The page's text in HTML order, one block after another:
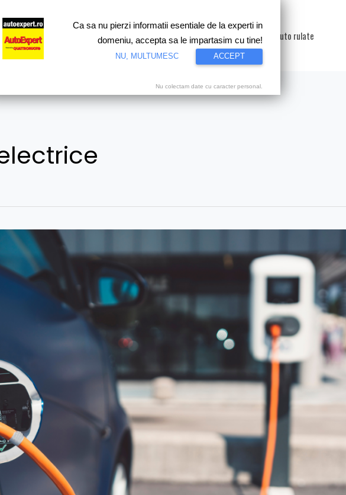
Test drive Motorsport Proiecte speciale Video Auto rulate
Ca sa nu pierzi informatii esentiale de la experti in
domeniu, accepta sa le impartasim cu tine!
NU, MULTUMESC ACCEPT
Nu colectam date cu caracter personal.